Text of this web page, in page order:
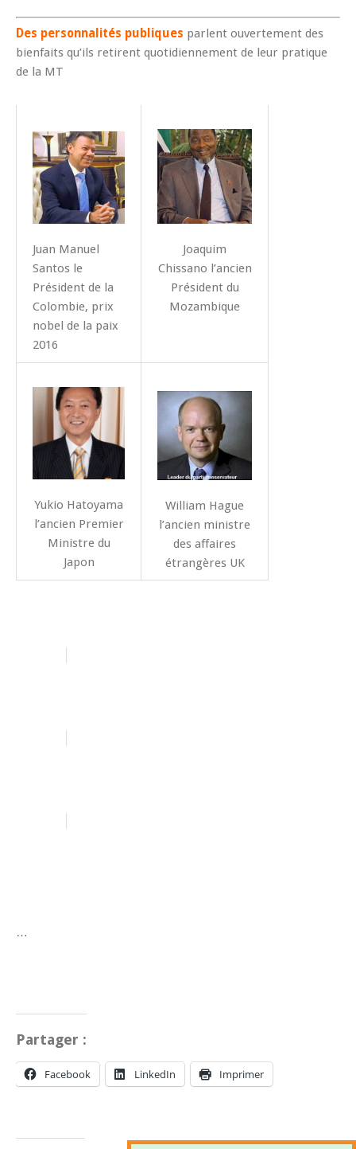
Des personnalités publiques parlent ouvertement des
bienfaits qu’ils retirent quotidiennement de leur pratique
de la MT
Juan Manuel
Santos le
Président de la
Colombie, prix
nobel de la paix
2016
Joaquim
Chissano l’ancien
Président du
Mozambique
Yukio Hatoyama
l’ancien Premier
Ministre du
Japon
William Hague
l’ancien ministre
des affaires
étrangères UK
…
Partager :
Facebook LinkedIn Imprimer